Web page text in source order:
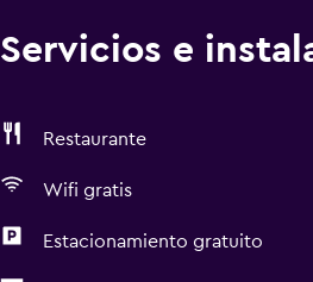
Servicios e
Restaurante
Wifi gratis
Estacionamiento gratuito